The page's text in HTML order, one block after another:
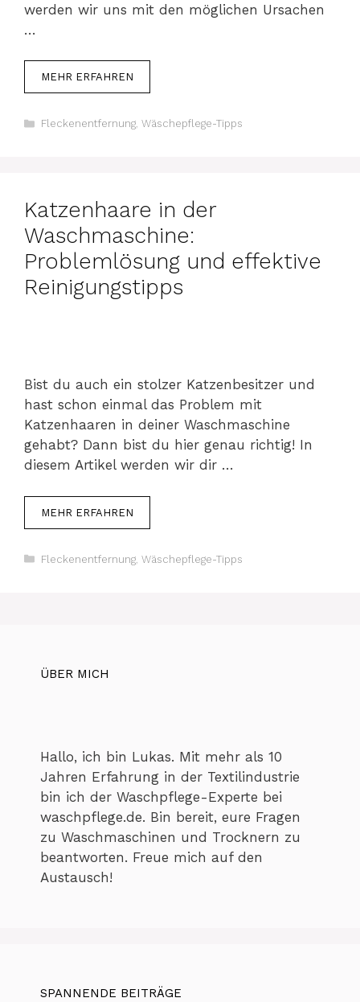
werden wir uns mit den möglichen Ursachen
…
MEHR ERFAHREN
Kategorien
Fleckenentfernung, Wäschepflege-Tipps
Katzenhaare in der
Waschmaschine:
Problemlösung und effektive
Reinigungstipps
Bist du auch ein stolzer Katzenbesitzer und
hast schon einmal das Problem mit
Katzenhaaren in deiner Waschmaschine
gehabt? Dann bist du hier genau richtig! In
diesem Artikel werden wir dir …
MEHR ERFAHREN
Kategorien
Fleckenentfernung, Wäschepflege-Tipps
ÜBER MICH
Hallo, ich bin Lukas. Mit mehr als 10
Jahren Erfahrung in der Textilindustrie
bin ich der Waschpflege-Experte bei
waschpflege.de. Bin bereit, eure Fragen
zu Waschmaschinen und Trocknern zu
beantworten. Freue mich auf den
Austausch!
SPANNENDE BEITRÄGE